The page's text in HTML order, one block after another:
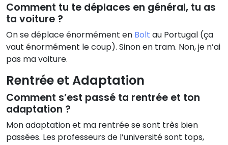
Comment tu te déplaces en général, tu as
ta voiture ?
On se déplace énormément en Bolt au Portugal (ça
vaut énormément le coup). Sinon en tram. Non, je n’ai
pas ma voiture.
Rentrée et Adaptation
Comment s’est passé ta rentrée et ton
adaptation ?
Mon adaptation et ma rentrée se sont très bien
passées. Les professeurs de l’université sont tops,